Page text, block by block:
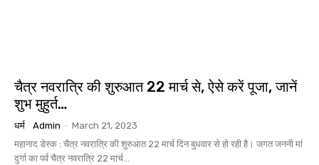
चैत्र नवरात्रि की शुरुआत 22 मार्च से, ऐसे करें पूजा, जानें
शुभ मुहुर्त…
धर्म Admin - March 21, 2023
महानाद डेस्क : चैत्र नवरात्रि की शुरुआत 22 मार्च दिन बुधवार से हो रही है। जगत जननी मां
दुर्गा का पर्व चैत्र नवरात्रि 22 मार्च...